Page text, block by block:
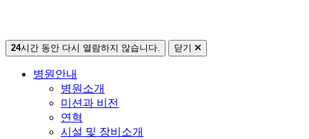
24시간 동안 다시 열람하지 않습니다. 닫기
병원안내
병원소개
미션과 비전
연혁
시설 및 장비소개